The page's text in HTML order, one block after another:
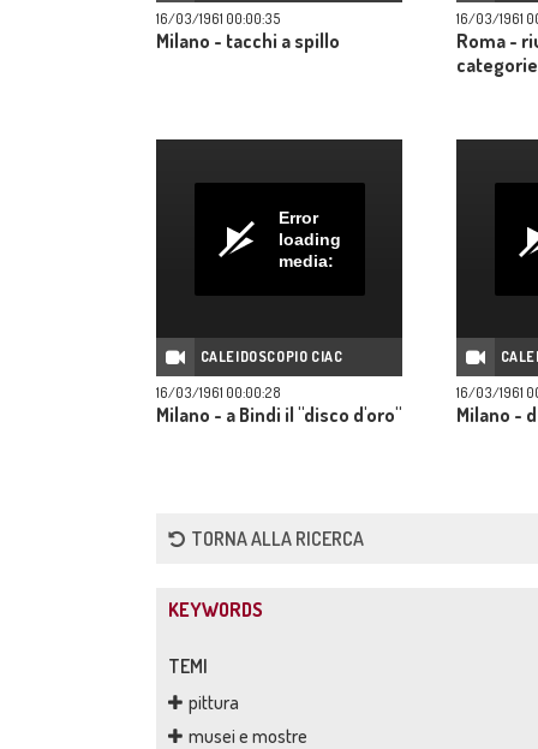
16/03/1961 00:00:35
Milano - tacchi a spillo
16/03/1961
Roma -
Error
loading
media:
CALEIDOSCOPIO CIAC
16/03/1961 00:00:28
Milano - a Bindi il "disco d'oro"
16/03/1961
Milano -
TORNA ALLA RICERCA
KEYWORDS
TEMI
pittura
musei e mostre